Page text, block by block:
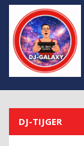
DJ-TIJGER